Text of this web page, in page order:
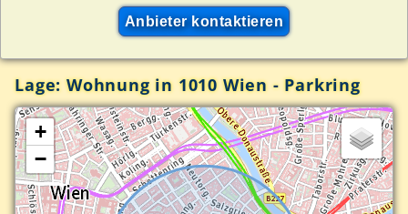
Lage: Wohnung in 1010 Wien - Parkring
+
−